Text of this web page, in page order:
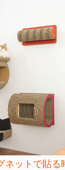
ネットで貼る